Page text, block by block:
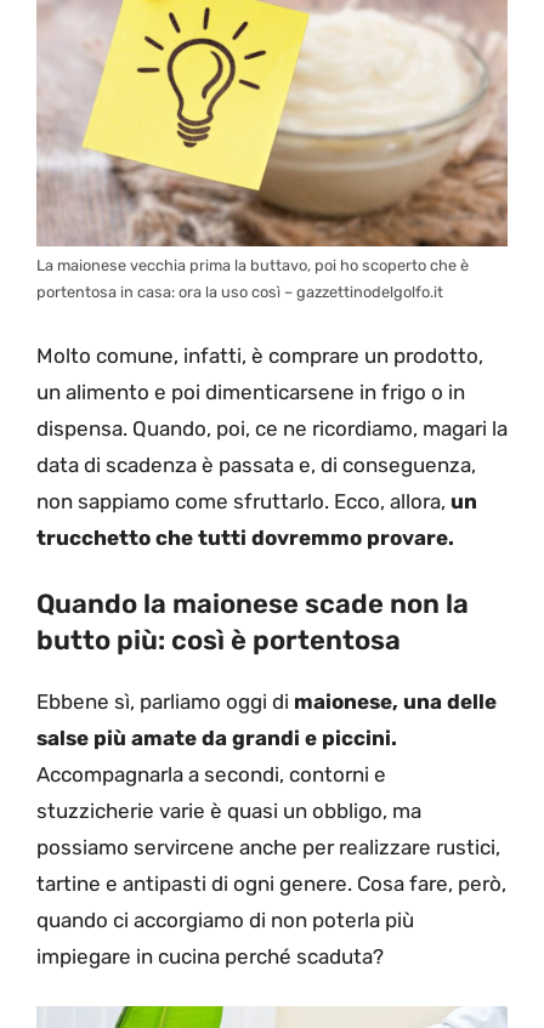
La maionese vecchia prima la buttavo, poi ho scoperto che è
portentosa in casa: ora la uso così – gazzettinodelgolfo.it
Molto comune, infatti, è comprare un prodotto,
un alimento e poi dimenticarsene in frigo o in
dispensa. Quando, poi, ce ne ricordiamo, magari la
data di scadenza è passata e, di conseguenza,
non sappiamo come sfruttarlo. Ecco, allora, un
trucchetto che tutti dovremmo provare.
Quando la maionese scade non la
butto più: così è portentosa
Ebbene sì, parliamo oggi di maionese, una delle
salse più amate da grandi e piccini.
Accompagnarla a secondi, contorni e
stuzzicherie varie è quasi un obbligo, ma
possiamo servircene anche per realizzare rustici,
tartine e antipasti di ogni genere. Cosa fare, però,
quando ci accorgiamo di non poterla più
impiegare in cucina perché scaduta?